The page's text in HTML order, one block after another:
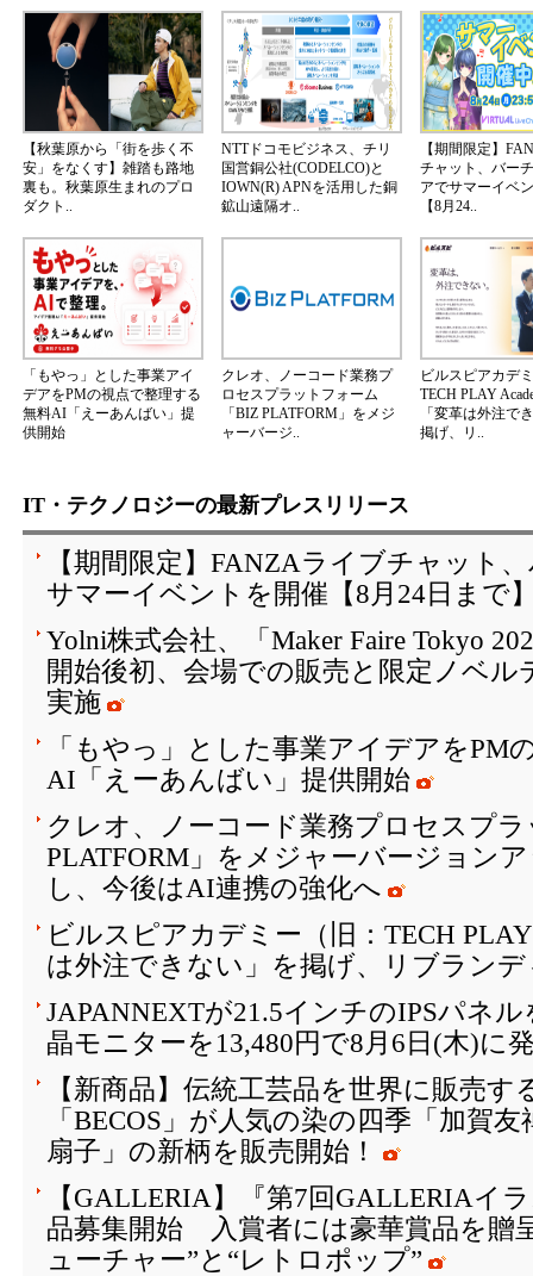
【秋葉原から「街を歩く不
安」をなくす】雑踏も路地
裏も。秋葉原生まれのプロ
ダクト..
NTTドコモビジネス、チリ
国営銅公社(CODELCO)と
IOWN(R) APNを活用した銅
鉱山遠隔オ..
【期間限定】
チャット、バー
アでサマーイベ
【8月24..
「もやっ」とした事業アイ
デアをPMの視点で整理する
無料AI「えーあんばい」提
供開始
クレオ、ノーコード業務プ
ロセスプラットフォーム
「BIZ PLATFORM」をメジ
ャーバージ..
ビルスピアカデ
TECH PLAY
「変革は外注で
掲げ、リ..
IT・テクノロジーの最新プレスリリース
【期間限定】FANZAライブチャット
サマーイベントを開催【8月24日まで
Yolni株式会社、「Maker Faire Tokyo
開始後初、会場での販売と限定ノベ
実施
「もやっ」とした事業アイデアをPM
AI「えーあんばい」提供開始
クレオ、ノーコード業務プロセスプ
PLATFORM」をメジャーバージョン
し、今後はAI連携の強化へ
ビルスピアカデミー（旧：TECH
は外注できない」を掲げ、リブラン
JAPANNEXTが21.5インチのIPSパネ
晶モニターを13,480円で8月6日(木)に
【新商品】伝統工芸品を世界に販売す
「BECOS」が人気の染の四季「加賀
扇子」の新柄を販売開始！
【GALLERIA】『第7回GALLERIAイ
品募集開始 入賞者には豪華賞品を
ューチャー”と“レトロポップ”